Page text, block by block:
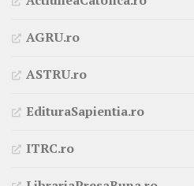
AGRU.ro
ASTRU.ro
EdituraSapientia.ro
ITRC.ro